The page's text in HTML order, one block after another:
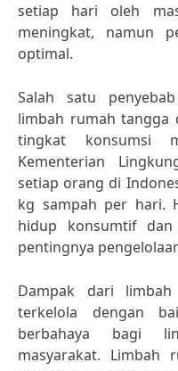
setiap hari oleh
meningkat, namun
optimal.
Salah satu
limbah rumah tangga
tingkat konsumsi
Kementerian
setiap orang di
kg sampah per hari.
hidup konsumtif dan
pentingnya
Dampak dari
terkelola dengan
berbahaya bagi
masyarakat. Limbah